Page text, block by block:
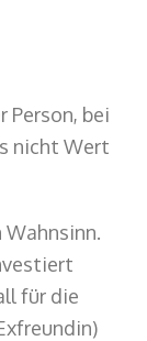
Person, bei
nicht Wert
für die